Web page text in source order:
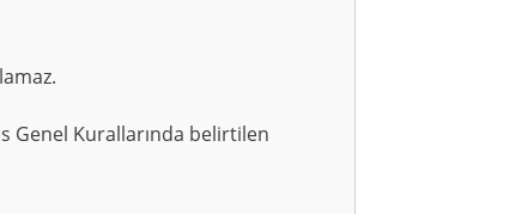
Genel Kurallarında belirtilen